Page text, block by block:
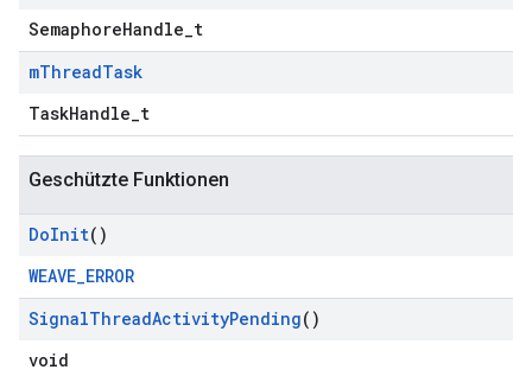
SemaphoreHandle_t
mThreadTask
TaskHandle_t
Geschützte Funktionen
DoInit()
WEAVE_ERROR
SignalThreadActivityPending()
void